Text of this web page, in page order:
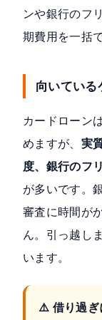
ンや銀行のフ
期費用を一括
向いている
カードローン
めますが、 実
度、銀行のフ
が多いです。
審査に時間が
ん。引っ越し
います。
⚠️ 借り過ぎ